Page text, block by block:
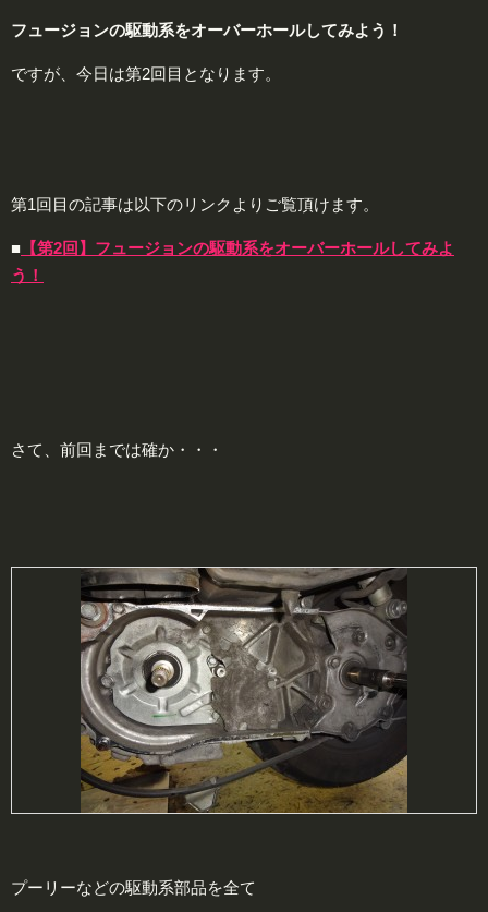
フュージョンの駆動系をオーバーホールしてみよう！
ですが、今日は第2回目となります。
第1回目の記事は以下のリンクよりご覧頂けます。
■ 【第2回】フュージョンの駆動系をオーバーホールしてみよ
う！
さて、前回までは確か・・・
プーリーなどの駆動系部品を全て